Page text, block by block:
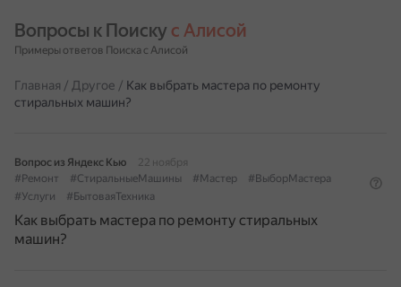
Вопросы к Поиску с Алисой
Примеры ответов Поиска с Алисой
Главная / Другое / Как выбрать мастера по ремонту
стиральных машин?
Вопрос из Яндекс Кью
22 ноября
#Ремонт
#СтиральныеМашины #Мастер
#ВыборМастера
#Услуги
#БытоваяТехника
Как выбрать мастера по ремонту стиральных
машин?